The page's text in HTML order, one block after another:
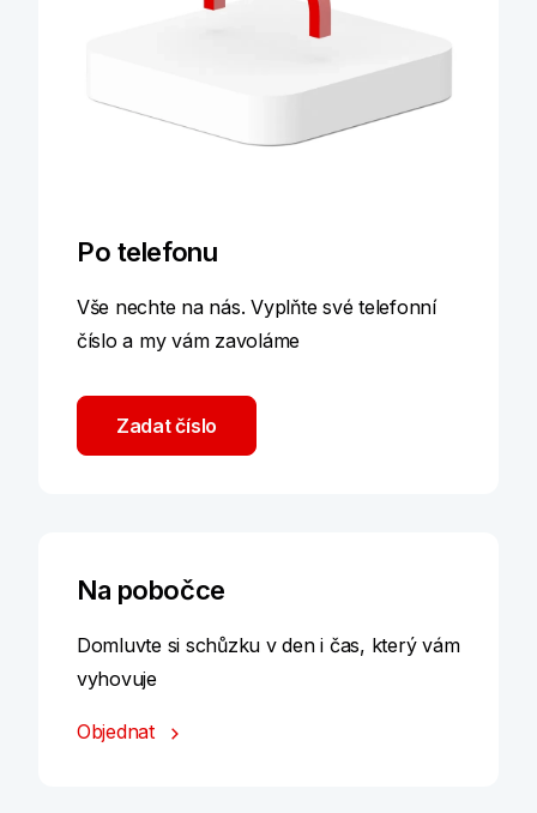
Po telefonu
Vše nechte na nás. Vyplňte své telefonní
číslo a my vám zavoláme
Zadat číslo
Na pobočce
Domluvte si schůzku v den i čas, který vám
vyhovuje
Objednat